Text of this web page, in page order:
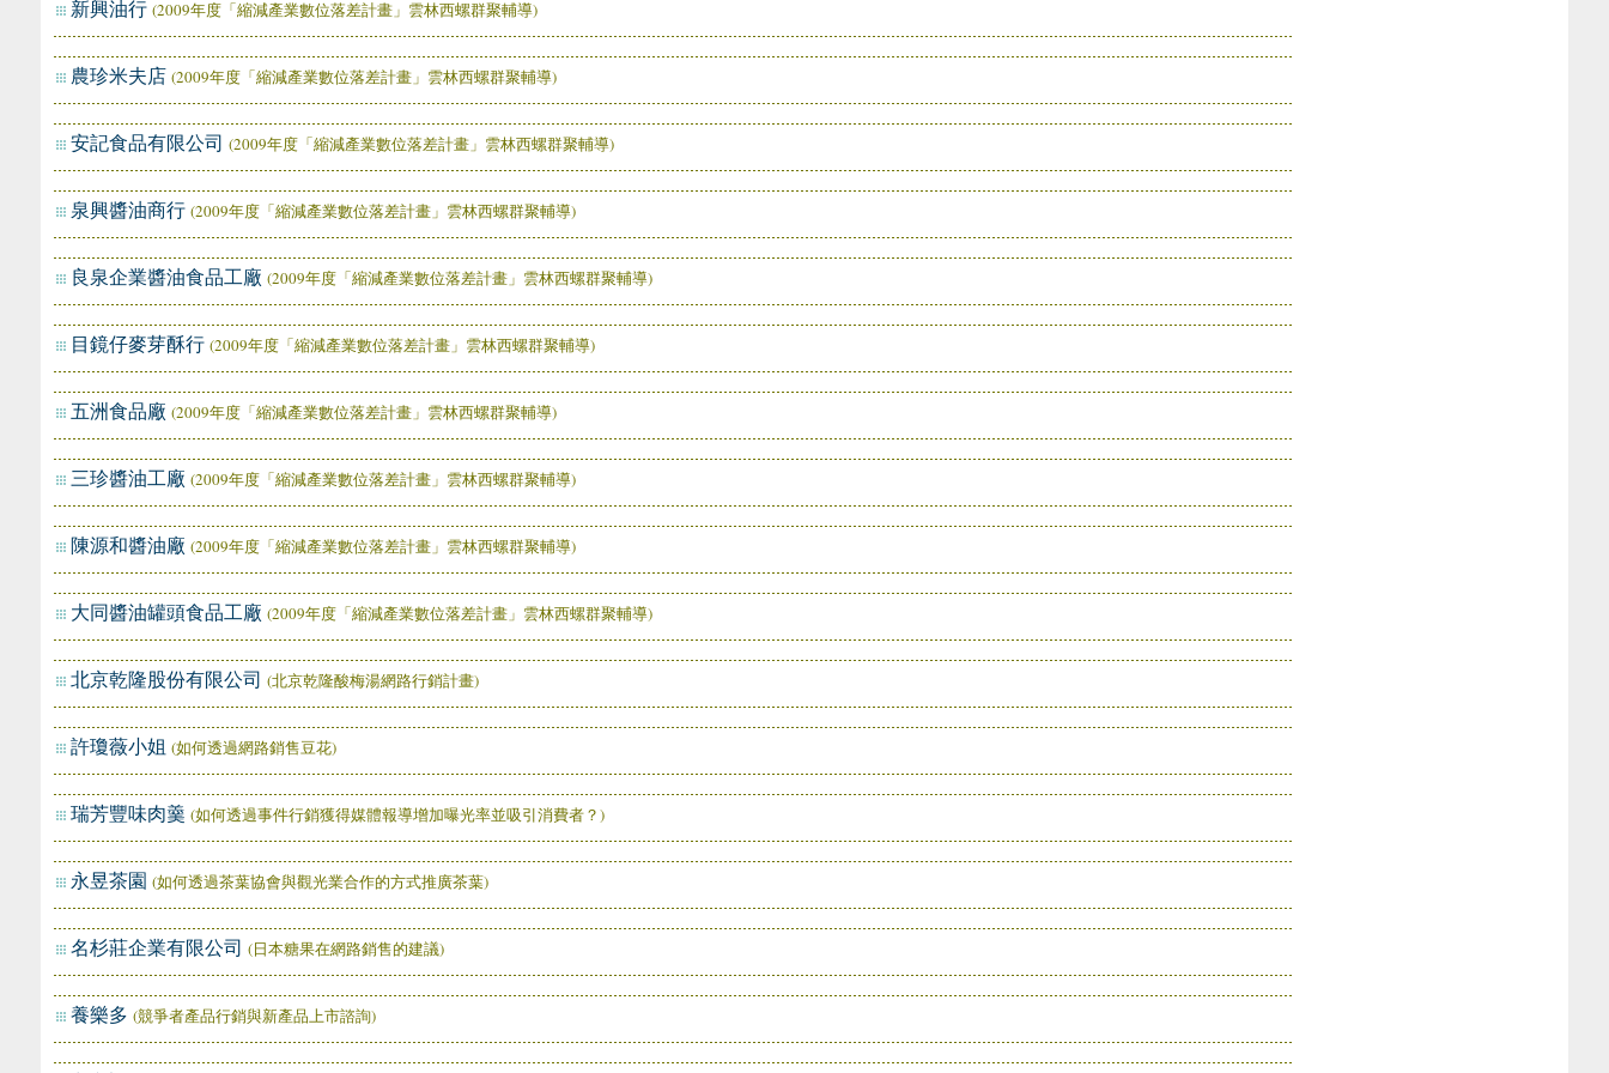
新興油行 (2009年度「縮減產業數位落差計畫」雲林西螺群聚輔導)
農珍米夫店 (2009年度「縮減產業數位落差計畫」雲林西螺群聚輔導)
安記食品有限公司 (2009年度「縮減產業數位落差計畫」雲林西螺群聚輔導)
泉興醬油商行 (2009年度「縮減產業數位落差計畫」雲林西螺群聚輔導)
良泉企業醬油食品工廠 (2009年度「縮減產業數位落差計畫」雲林西螺群聚輔導)
目鏡仔麥芽酥行 (2009年度「縮減產業數位落差計畫」雲林西螺群聚輔導)
五洲食品廠 (2009年度「縮減產業數位落差計畫」雲林西螺群聚輔導)
三珍醬油工廠 (2009年度「縮減產業數位落差計畫」雲林西螺群聚輔導)
陳源和醬油廠 (2009年度「縮減產業數位落差計畫」雲林西螺群聚輔導)
大同醬油罐頭食品工廠 (2009年度「縮減產業數位落差計畫」雲林西螺群聚輔導)
北京乾隆股份有限公司 (北京乾隆酸梅湯網路行銷計畫)
許瓊薇小姐 (如何透過網路銷售豆花)
瑞芳豐味肉羹 (如何透過事件行銷獲得媒體報導增加曝光率並吸引消費者？)
永昱茶園 (如何透過茶葉協會與觀光業合作的方式推廣茶葉)
名杉莊企業有限公司 (日本糖果在網路銷售的建議)
養樂多 (競爭者產品行銷與新產品上市諮詢)